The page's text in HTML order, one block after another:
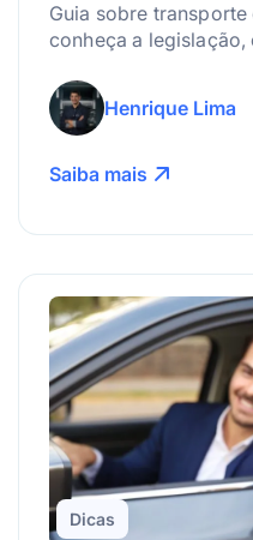
Guia sobre
conheça a legislação,
Henrique Lima
Saiba mais
Dicas